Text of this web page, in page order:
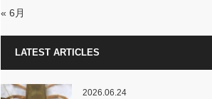
« 6月
LATEST ARTICLES
2026.06.24